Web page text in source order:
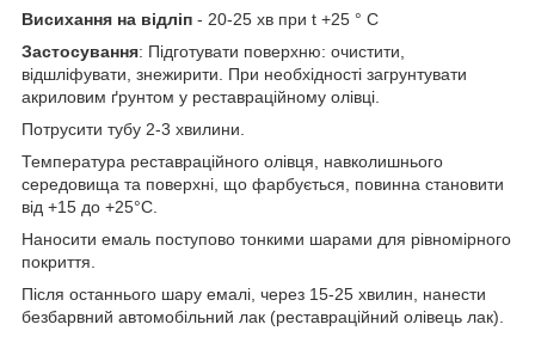
Висихання на відліп - 20-25 хв при t +25 ° С
Застосування: Підготувати поверхню: очистити,
відшліфувати, знежирити. При необхідності загрунтувати
акриловим ґрунтом у реставраційному олівці.
Потрусити тубу 2-3 хвилини.
Температура реставраційного олівця, навколишнього
середовища та поверхні, що фарбується, повинна становити
від +15 до +25°С.
Наносити емаль поступово тонкими шарами для рівномірного
покриття.
Після останнього шару емалі, через 15-25 хвилин, нанести
безбарвний автомобільний лак (реставраційний олівець лак).